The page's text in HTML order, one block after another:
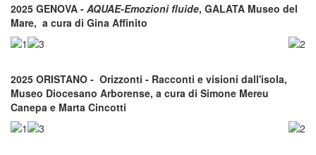
2025 GENOVA - AQUAE-Emozioni fluide, GALATA Museo del
Mare, a cura di Gina Affinito
2025 ORISTANO - Orizzonti - Racconti e visioni dall'isola,
Museo Diocesano Arborense, a cura di Simone Mereu
Canepa e Marta Cincotti